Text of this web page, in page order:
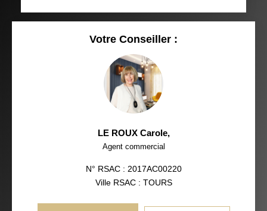
Votre Conseiller :
LE ROUX Carole,
Agent commercial
N° RSAC : 2017AC00220
Ville RSAC : TOURS